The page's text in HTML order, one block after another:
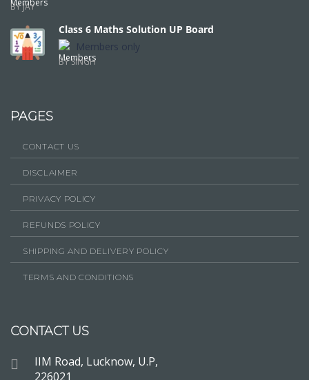
BY JAY
Class 6 Maths Solution UP Board
Members only
BY SINGH
PAGES
CONTACT US
DISCLAIMER
PRIVACY POLICY
REFUNDS POLICY
SHIPPING AND DELIVERY POLICY
TERMS AND CONDITIONS
CONTACT US
IIM Road, Lucknow, U.P,
226021